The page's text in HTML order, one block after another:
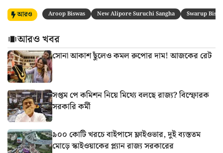
আরও Aroop Biswas New Alipore Suruchi Sangha Swarup
আরও খবর
সোনা আকাশ ছুঁলেও কমল রুপোর দাম! আজকের রেট
সপ্তম পে কমিশন নিয়ে মিথ্যে বলছে রাজ্য? বিস্ফোরক
সরকারি কর্মী
৯০০ কোটি খরচে বাইপাসে ফ্লাইওভার, দুই ব্যস্ততম
মোড়ে স্কাইওয়াকের প্ল্যান রাজ্য সরকারের